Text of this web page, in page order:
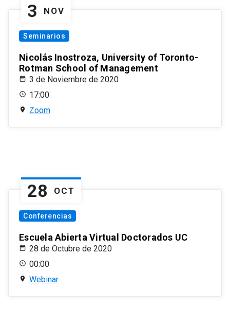
3 NOV
Seminarios
Nicolás Inostroza, University of Toronto-
Rotman School of Management
3 de Noviembre de 2020
17:00
Zoom
28 OCT
Conferencias
Escuela Abierta Virtual Doctorados UC
28 de Octubre de 2020
00:00
Webinar